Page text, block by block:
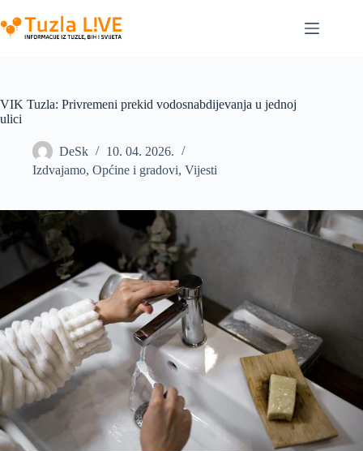
to
content
VIK Tuzla: Privremeni prekid vodosnabdijevanja u jednoj
ulici
DeSk
10. 04. 2026.
Izdvajamo, Općine i gradovi, Vijesti